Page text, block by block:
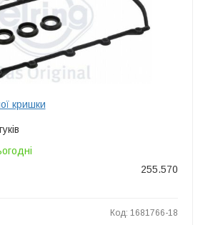
кришки
255.570
Код: 1681766-18